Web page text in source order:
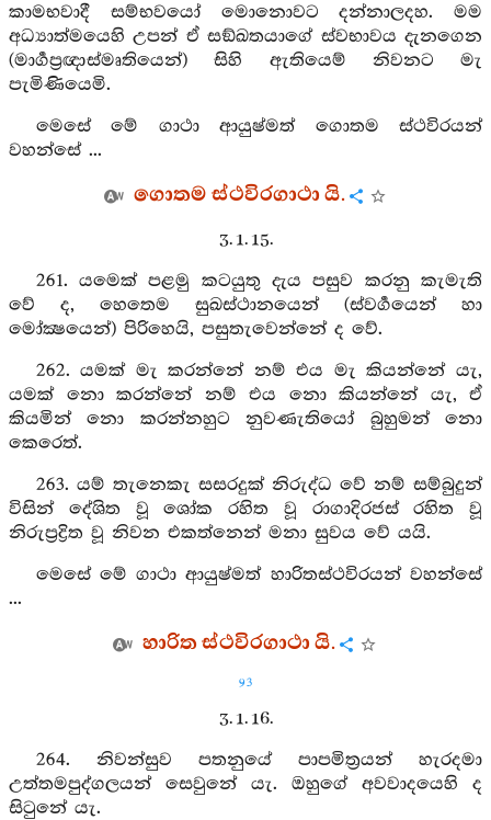
කාමභවාදී සම්භවයෝ මොනොවට දන්නාලදහ. මම
අධ්‍යාත්මයෙහි උපන් ඒ සඞ්ඛතයාගේ ස්වභාවය දැනගෙන
(මාර්‍ගප්‍රඥාස්මෘතියෙන්) සිහි ඇතියෙම් නිවනට මැ
පැමිණියෙමි.
මෙසේ මේ ගාථා ආයුෂ්මත් ගොතම ස්ථවිරයන්
වහන්සේ ...
ගොතම ස්ථවිරගාථා යි.
3. 1. 15.
261. යමෙක් පළමු කටයුතු දැය පසුව කරනු කැමැති
වේ ද, හෙතෙම සුඛස්ථානයෙන් (ස්වර්‍ගයෙන් හා
මෝක්‍ෂයෙන්) පිරිහෙයි, පසුතැවෙන්නේ ද වේ.
262. යමක් මැ කරන්නේ නම් එය මැ කියන්නේ යැ,
යමක් නො කරන්නේ නම් එය නො කියන්නේ යැ, ඒ
කියමින් නො කරන්නහුට නුවණැතියෝ බුහුමන් නො
කෙරෙත්.
263. යම් තැනෙකැ සසරදුක් නිරුද්ධ වේ නම් සම්බුදුන්
විසින් දේශිත වූ ශෝක රහිත වූ රාගාදිරජස් රහිත වූ
නිරුප්‍රද්‍රිත වූ නිවන එකත්නෙන් මනා සුවය වේ යයි.
මෙසේ මේ ගාථා ආයුෂ්මත් හාරිතස්ථවිරයන් වහන්සේ
...
හාරිත ස්ථවිරගාථා යි.
93
3. 1. 16.
264. නිවන්සුව පතනුයේ පාපමිත්‍රයන් හැරදමා
උත්තමපුද්ගලයන් සෙවුනේ යැ. ඔහුගේ අවවාදයෙහි ද
සිටුනේ යැ.